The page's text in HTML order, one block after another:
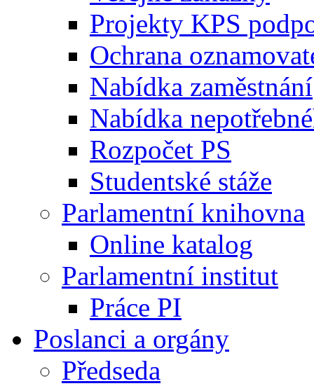
Projekty KPS
Ochrana
Nabídka zaměstnání
Nabídka
Rozpočet PS
Studentské stáže
Parlamentní knihovna
Online katalog
Parlamentní institut
Práce PI
Poslanci a orgány
Předseda